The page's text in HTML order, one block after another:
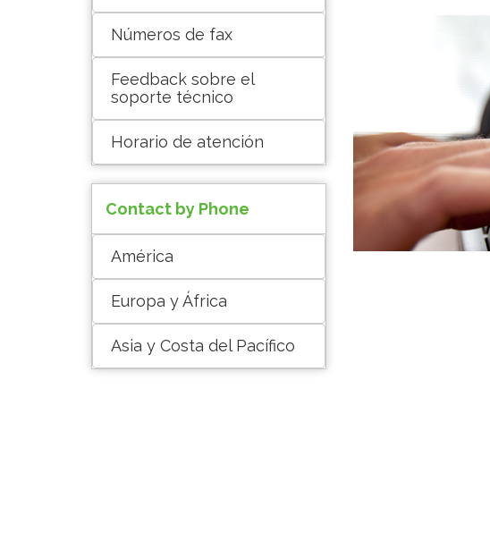
Números de fax
Feedback sobre el
soporte técnico
Horario de atención
Contact by Phone
América
Europa y África
Asia y Costa del Pacífico